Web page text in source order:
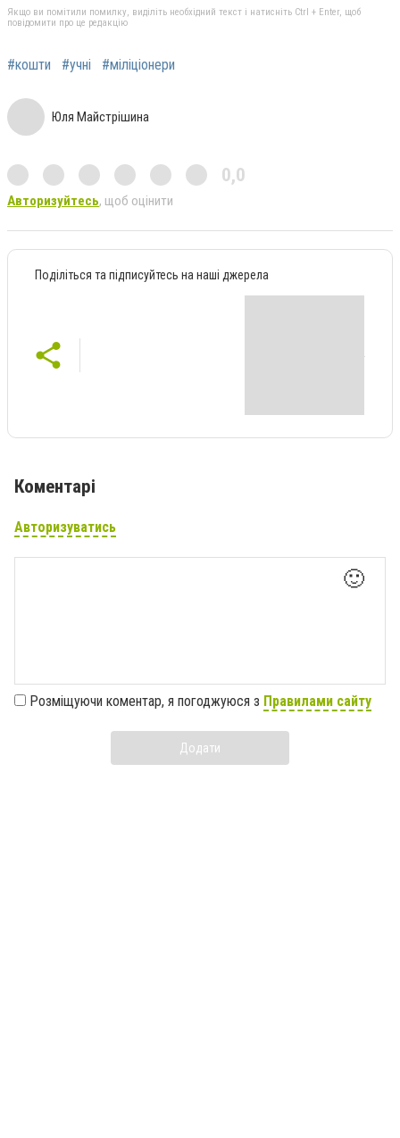
Якщо ви помітили помилку, виділіть необхідний текст і натисніть Ctrl + Enter, щоб
повідомити про це редакцію
#кошти #учні #міліціонери
Юля Майстрішина
0,0
Авторизуйтесь, щоб оцінити
Поділіться та підписуйтесь на наші джерела
Коментарі
Авторизуватись
🙂
Розміщуючи коментар, я погоджуюся з Правилами сайту
Додати